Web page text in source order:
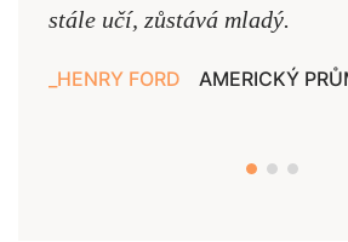
stále učí, zůstává mladý.
HENRY FORD AMERICKÝ